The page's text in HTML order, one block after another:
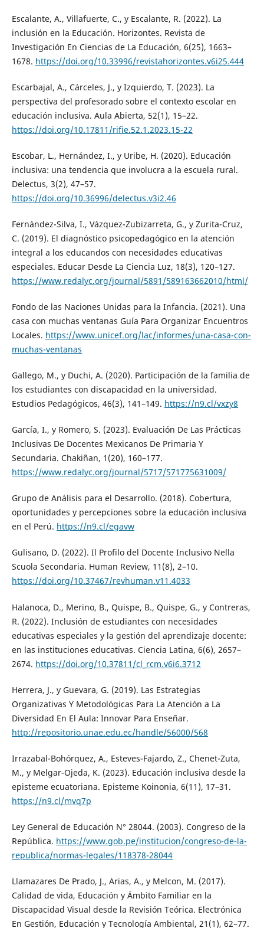
Escalante, A., Villafuerte, C., y Escalante, R. (2022). La
inclusión en la Educación. Horizontes. Revista de
Investigación En Ciencias de La Educación, 6(25), 1663–
1678. https://doi.org/10.33996/revistahorizontes.v6i25.444
Escarbajal, A., Cárceles, J., y Izquierdo, T. (2023). La
perspectiva del profesorado sobre el contexto escolar en
educación inclusiva. Aula Abierta, 52(1), 15–22.
https://doi.org/10.17811/rifie.52.1.2023.15-22
Escobar, L., Hernández, I., y Uribe, H. (2020). Educación
inclusiva: una tendencia que involucra a la escuela rural.
Delectus, 3(2), 47–57.
https://doi.org/10.36996/delectus.v3i2.46
Fernández-Silva, I., Vázquez-Zubizarreta, G., y Zurita-Cruz,
C. (2019). El diagnóstico psicopedagógico en la atención
integral a los educandos con necesidades educativas
especiales. Educar Desde La Ciencia Luz, 18(3), 120–127.
https://www.redalyc.org/journal/5891/589163662010/html/
Fondo de las Naciones Unidas para la Infancia. (2021). Una
casa con muchas ventanas Guía Para Organizar Encuentros
Locales. https://www.unicef.org/lac/informes/una-casa-con-
muchas-ventanas
Gallego, M., y Duchi, A. (2020). Participación de la familia de
los estudiantes con discapacidad en la universidad.
Estudios Pedagógicos, 46(3), 141–149. https://n9.cl/vxzy8
García, I., y Romero, S. (2023). Evaluación De Las Prácticas
Inclusivas De Docentes Mexicanos De Primaria Y
Secundaria. Chakiñan, 1(20), 160–177.
https://www.redalyc.org/journal/5717/571775631009/
Grupo de Análisis para el Desarrollo. (2018). Cobertura,
oportunidades y percepciones sobre la educación inclusiva
en el Perú. https://n9.cl/egavw
Gulisano, D. (2022). Il Profilo del Docente Inclusivo Nella
Scuola Secondaria. Human Review, 11(8), 2–10.
https://doi.org/10.37467/revhuman.v11.4033
Halanoca, D., Merino, B., Quispe, B., Quispe, G., y Contreras,
R. (2022). Inclusión de estudiantes con necesidades
educativas especiales y la gestión del aprendizaje docente:
en las instituciones educativas. Ciencia Latina, 6(6), 2657–
2674. https://doi.org/10.37811/cl_rcm.v6i6.3712
Herrera, J., y Guevara, G. (2019). Las Estrategias
Organizativas Y Metodológicas Para La Atención a La
Diversidad En El Aula: Innovar Para Enseñar.
http://repositorio.unae.edu.ec/handle/56000/568
Irrazabal-Bohórquez, A., Esteves-Fajardo, Z., Chenet-Zuta,
M., y Melgar-Ojeda, K. (2023). Educación inclusiva desde la
episteme ecuatoriana. Episteme Koinonia, 6(11), 17–31.
https://n9.cl/mvq7p
Ley General de Educación N° 28044. (2003). Congreso de la
República. https://www.gob.pe/institucion/congreso-de-la-
republica/normas-legales/118378-28044
Llamazares De Prado, J., Arias, A., y Melcon, M. (2017).
Calidad de vida, Educación y Ámbito Familiar en la
Discapacidad Visual desde la Revisión Teórica. Electrónica
En Gestión, Educación y Tecnología Ambiental, 21(1), 62–77.